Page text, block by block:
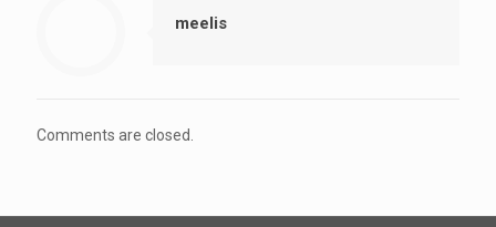
meelis
Comments are closed.